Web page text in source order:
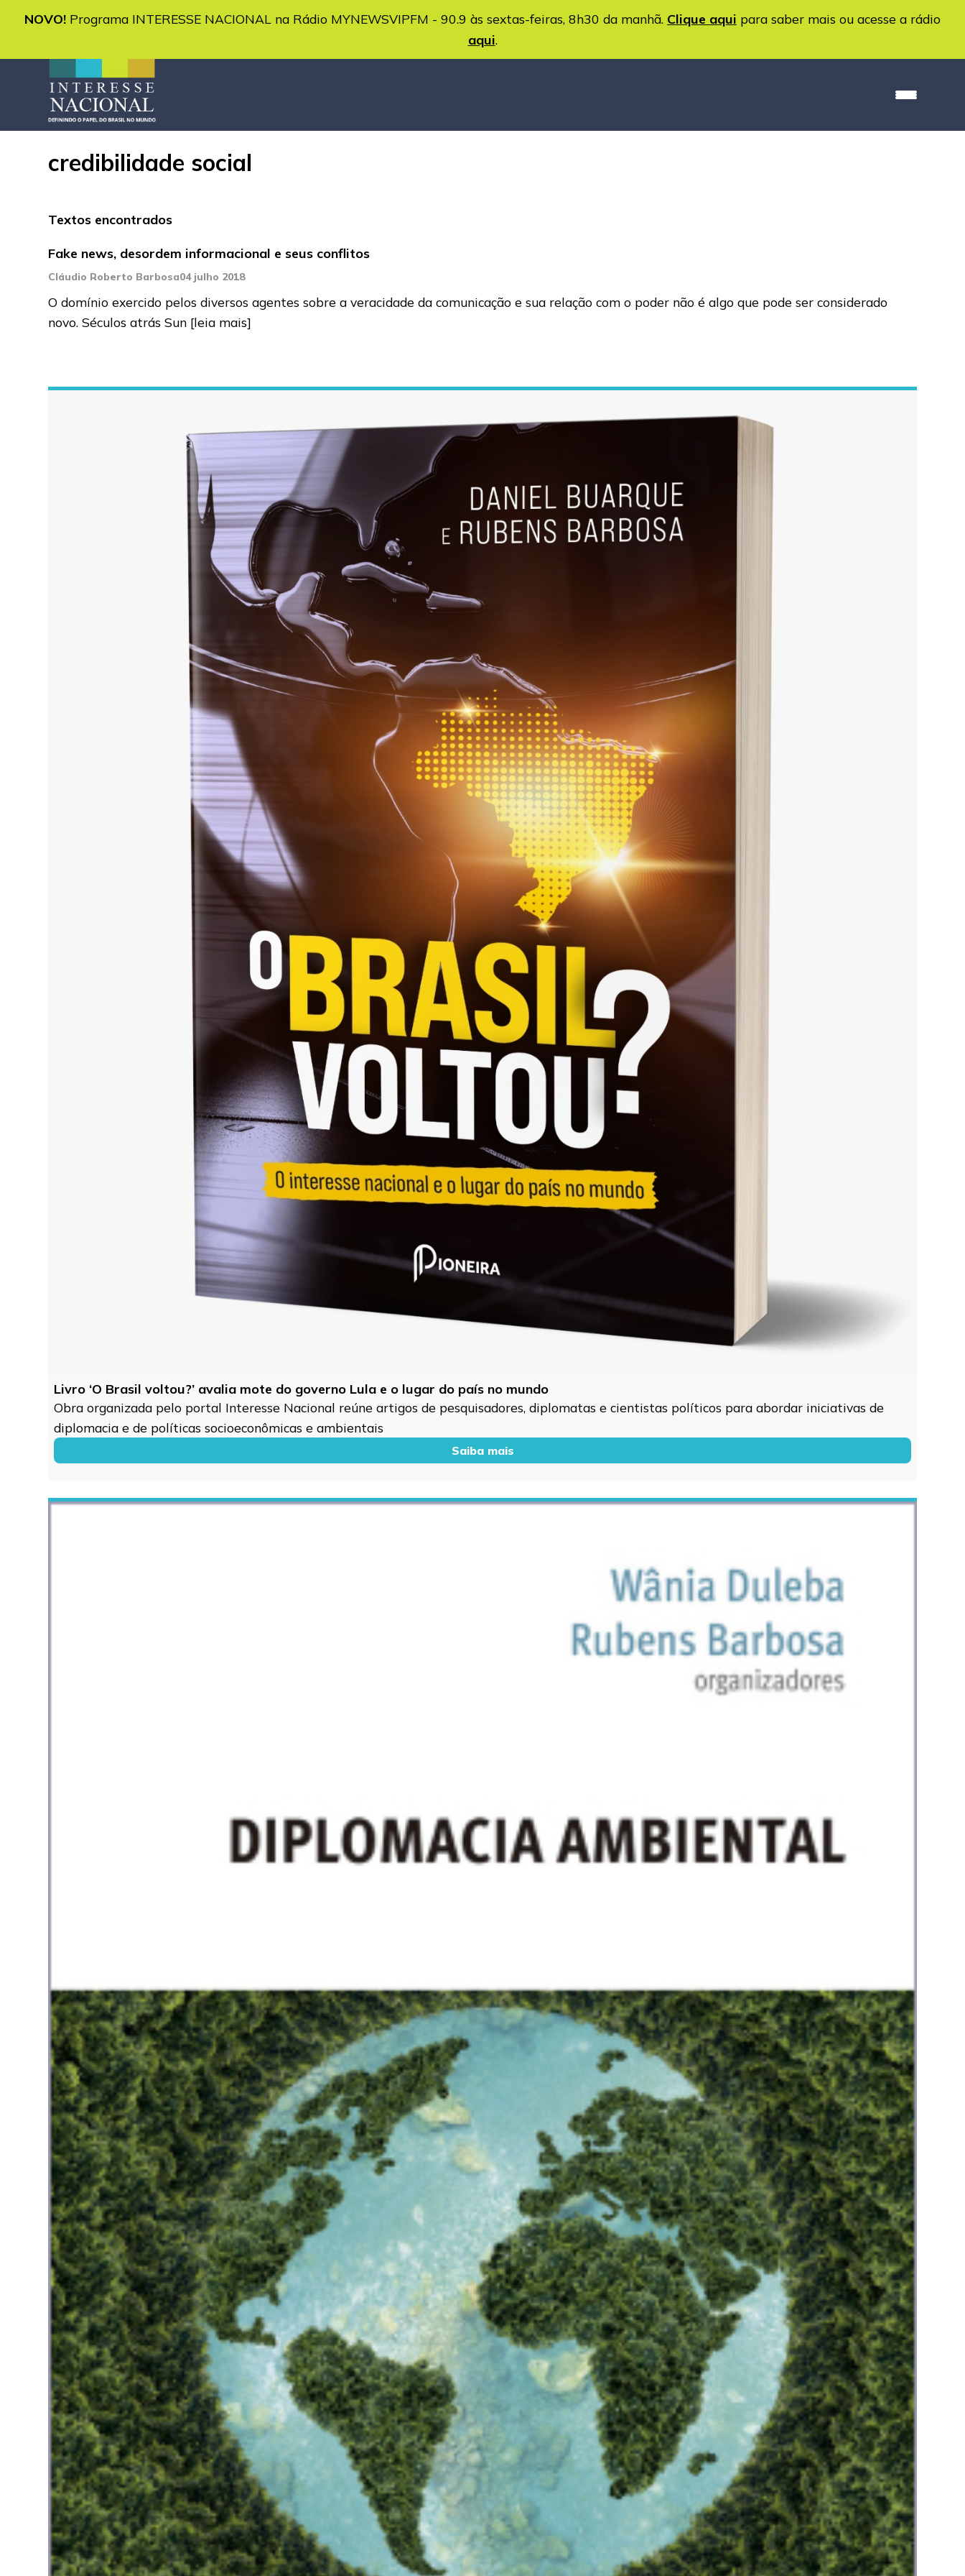
NOVO! Programa INTERESSE NACIONAL na Rádio MYNEWSVIPFM - 90.9 às sextas-feiras, 8h30 da manhã. Clique aqui para saber mais ou acesse a rádio
aqui.
credibilidade social
Textos encontrados
Fake news, desordem informacional e seus conflitos
Cláudio Roberto Barbosa04 julho 2018
O domínio exercido pelos diversos agentes sobre a veracidade da comunicação e sua relação com o poder não é algo que pode ser considerado
novo. Séculos atrás Sun [leia mais]
Livro ‘O Brasil voltou?’ avalia mote do governo Lula e o lugar do país no mundo
Obra organizada pelo portal Interesse Nacional reúne artigos de pesquisadores, diplomatas e cientistas políticos para abordar iniciativas de
diplomacia e de políticas socioeconômicas e ambientais
Saiba mais